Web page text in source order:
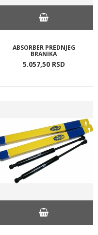
ABSORBER PREDNJEG
BRANIKA
5.057,50 RSD